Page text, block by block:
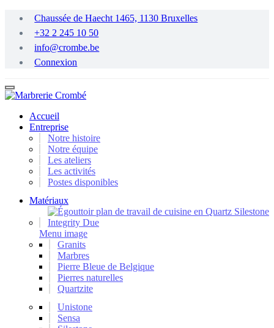
contenu
principal
Chaussée de Haecht 1465, 1130 Bruxelles
+32 2 245 10 50
info@crombe.be
Connexion
Accueil
Entreprise
Notre histoire
Notre équipe
Les ateliers
Les activités
Postes disponibles
Matériaux
Menu image
Granits
Marbres
Pierre Bleue de Belgique
Pierres naturelles
Quartzite
Unistone
Sensa